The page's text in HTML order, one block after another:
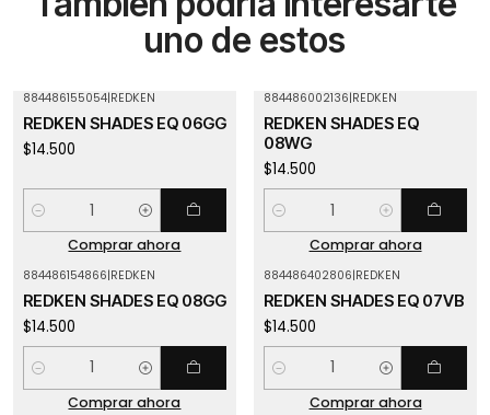
uno de estos
884486155054|REDKEN
REDKEN SHADES EQ 06GG
$14.500
Cantidad
Comprar ahora
884486002136|REDKEN
REDKEN SHADES EQ
08WG
$14.500
Cantidad
Comprar ahora
884486154866|REDKEN
REDKEN SHADES EQ 08GG
$14.500
Cantidad
Comprar ahora
884486402806|REDKEN
REDKEN SHADES EQ 07VB
$14.500
Cantidad
Comprar ahora